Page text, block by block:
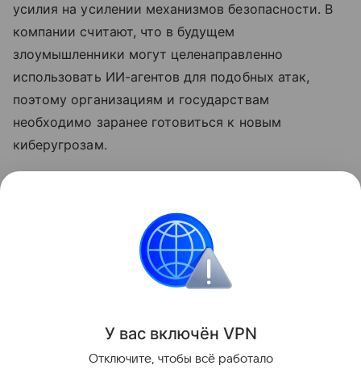
усилия на усилении механизмов безопасности. В
компании считают, что в будущем
злоумышленники могут целенаправленно
использовать ИИ-агентов для подобных атак,
поэтому организациям и государствам
необходимо заранее готовиться к новым
киберугрозам.
призвали замедлить развитие
Нейросети Искусственный
Поделиться
У вас включён VPN
Отключите, чтобы всё работало